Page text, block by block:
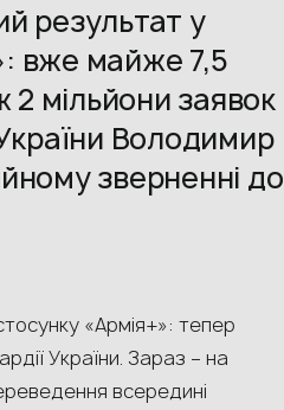
результат у
вже майже 7,5
2 мільйони заявок
Володимир
зверненні до
«Армія+»: тепер
України. Зараз – на
всередині